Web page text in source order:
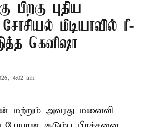
பிறகு புதிய
மீடியாவில் ரீ-
கெனிஷா
4:02 am
மற்றும் அவரது மனைவி